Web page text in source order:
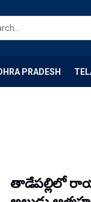
PRADESH
తాడేపల్లిలో